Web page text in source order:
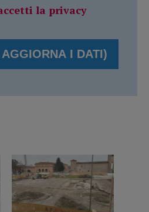
la privacy